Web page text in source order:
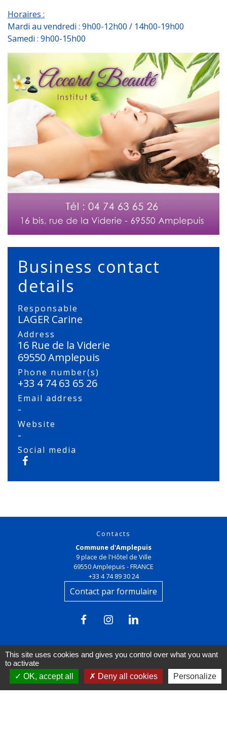
Horaires :
Mardi au vendredi : 9h00-12h00 / 14h00-19h00
Samedi : 9h00-15h00
Business contact
details
Responsable
LAGER Carine
Address
16 Rue de la Viderie
69550 Amplepuis
Phone number(s)
+33 4 74 63 65 26
Email address
-
Website
-
Social media
Contacts
Commune d'Amplepuis
9 place de l'Hôtel de Ville
69550 Amplepuis - FRANCE
+33 4 74 89 30 24
Contact par formulaire
Liens
This site uses cookies and gives you control over what you want
to activate
OK, accept all
Deny all cookies Personalize